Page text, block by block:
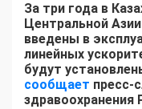
За три года в
Центральной
введены в
линейных
будут
сообщает пресс-
здравоохранения